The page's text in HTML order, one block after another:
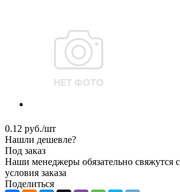
0.12 руб./шт
Нашли дешевле?
Под заказ
Наши менеджеры обязательно свяжутся
условия заказа
Поделиться